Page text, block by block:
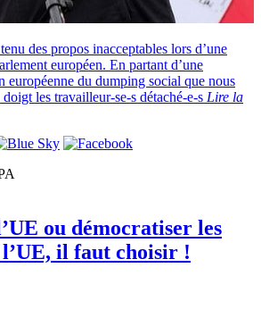
des propos inacceptables lors d’une
européen. En partant d’une
européenne du dumping social que nous
les travailleur-se-s détaché-e-s Lire la
ou démocratiser les
il faut choisir !